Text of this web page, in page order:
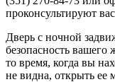
проконсультируют
Дверь с ночной
безопасность
то время, когда вы
не видна, открыть ее